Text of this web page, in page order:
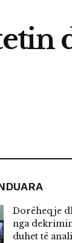
Dorëheqje
nga
duhet të